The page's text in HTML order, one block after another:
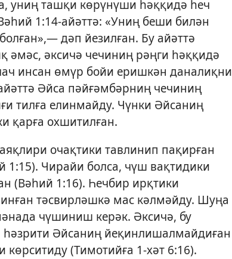
униң ташқи көрүнүши һәққидә һеч
1:14-айәттә: «Униң беши билән
дәп йезилған. Бу айәттә
әмәс, әксичә чечиниң рәңги һәққидә
инсан өмүр бойи еришкән даналиқни
Әйса пәйғәмбәрниң чечиниң
тилға елинмайду. Чүнки Әйсаниң
қарға охшитилған.
очақтики тавлинип пақирған
1:15). Чирайи болса, чүш вақтидики
(Вәһий 1:16). Һечбир ирқтики
тәсвирләшкә мас кәлмәйду. Шуңа
чүшиниш керәк. Әксичә, бу
һәзрити Әйсаниң йеқинлишалмайдиған
көрситиду (Тимотийға 1-хәт 6:16).